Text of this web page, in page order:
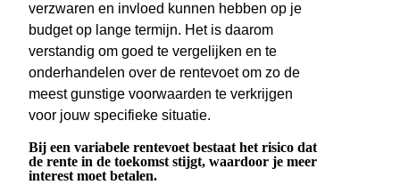
verzwaren en invloed kunnen hebben op je
budget op lange termijn. Het is daarom
verstandig om goed te vergelijken en te
onderhandelen over de rentevoet om zo de
meest gunstige voorwaarden te verkrijgen
voor jouw specifieke situatie.
Bij een variabele rentevoet bestaat het risico dat
de rente in de toekomst stijgt, waardoor je meer
interest moet betalen.